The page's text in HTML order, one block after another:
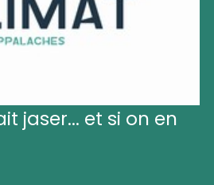
jaser... et si on en